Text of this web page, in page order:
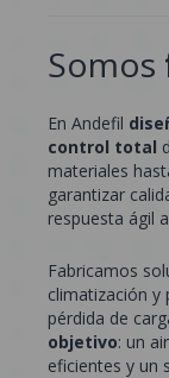
Somos
En Andefil
control total
materiales
garantizar
respuesta ágil
Fabricamos
climatización y
pérdida de
objetivo: un
eficientes y un